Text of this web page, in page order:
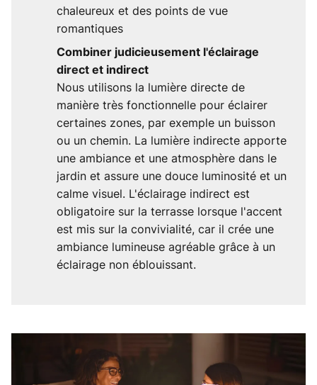
chaleureux et des points de vue
romantiques
Combiner judicieusement l'éclairage
direct et indirect
Nous utilisons la lumière directe de
manière très fonctionnelle pour éclairer
certaines zones, par exemple un buisson
ou un chemin. La lumière indirecte apporte
une ambiance et une atmosphère dans le
jardin et assure une douce luminosité et un
calme visuel. L'éclairage indirect est
obligatoire sur la terrasse lorsque l'accent
est mis sur la convivialité, car il crée une
ambiance lumineuse agréable grâce à un
éclairage non éblouissant.